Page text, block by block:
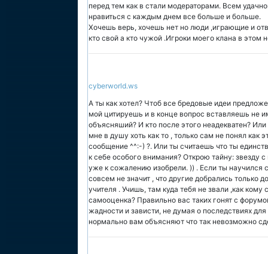
перед тем как в стали модераторами. Всем
нравиться с каждым днем все больше и больше.
Хочешь верь, хочешь нет но люди ,играющие и
кто свой а кто чужой .Игроки моего клана в этом
cyberworld.ws
А ты как хотел? Чтоб все бредовые идеи
мой цитируешь и в конце вопрос вставляешь не
объясняший? И кто после этого неадекватен?
мне в душу хоть как то , только сам не понял как
сообщение ^^:-) ?. Или ты считаешь что ты
к себе особого внимания? Открою тайну: звезду
уже к сожалению изобрели. )) . Если ты научился
совсем не значит , что другие добрались только
учителя . Учишь, там куда тебя не звали ,как
самооценка? Правильно вас таких гонят с
жадности и зависти, не думая о последствиях
нормально вам объясняют что так невозможно